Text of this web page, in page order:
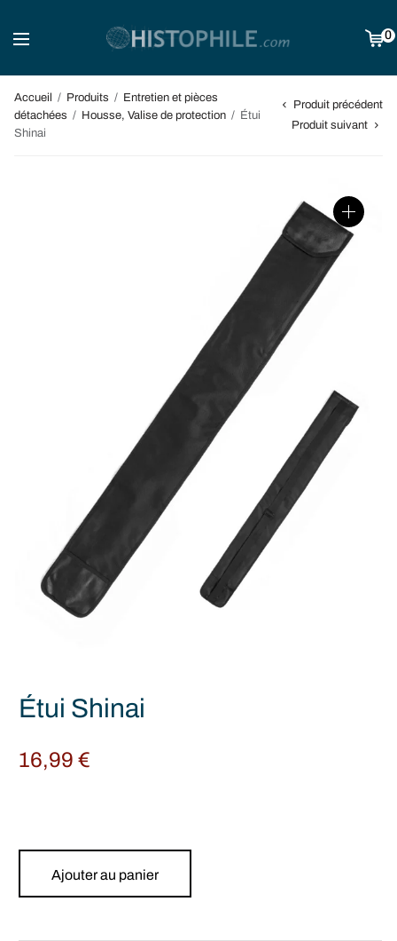
0
Accueil / Produits / Entretien et pièces
détachées / Housse, Valise de protection / Étui
Shinai
Produit précédent
Produit suivant
Étui Shinai
16,99€
Ajouter au panier